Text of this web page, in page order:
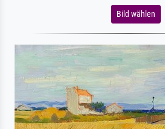
Bild wählen